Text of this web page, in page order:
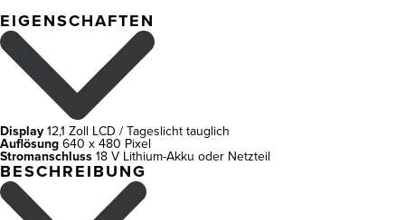
EIGENSCHAFTEN
Display 12,1 Zoll LCD / Tageslicht tauglich
Auflösung 640 x 480 Pixel
Stromanschluss 18 V Lithium-Akku oder Netzteil
BESCHREIBUNG